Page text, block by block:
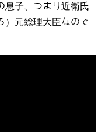
息子、つまり近衛氏
）元総理大臣なので